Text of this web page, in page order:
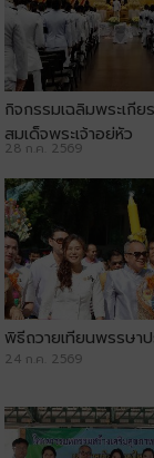
กิจกรรมเฉลิมพระเกีย
สมเด็จพระเจ้าอยู่หัว
28 ก.ค. 2569
พิธีถวายเทียนพรรษา
24 ก.ค. 2569